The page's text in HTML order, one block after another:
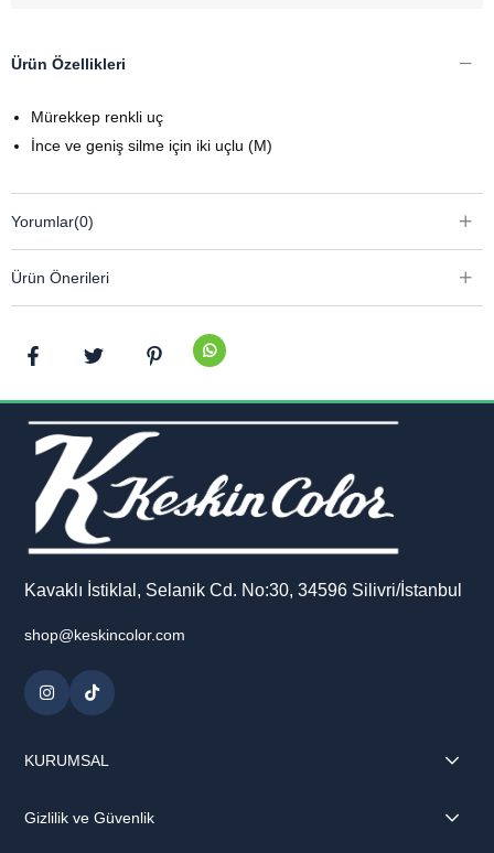
Ürün Özellikleri
Mürekkep renkli uç
İnce ve geniş silme için iki uçlu (M)
Yorumlar(0)
Ürün Önerileri
Kavaklı İstiklal, Selanik Cd. No:30, 34596 Silivri/İstanbul
shop@keskincolor.com
KURUMSAL
Gizlilik ve Güvenlik